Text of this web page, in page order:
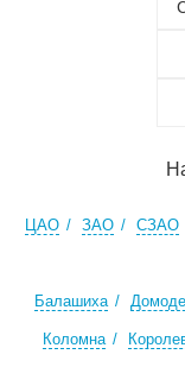
ЦАО ЗАО СЗАО
Балашиха
Коломна